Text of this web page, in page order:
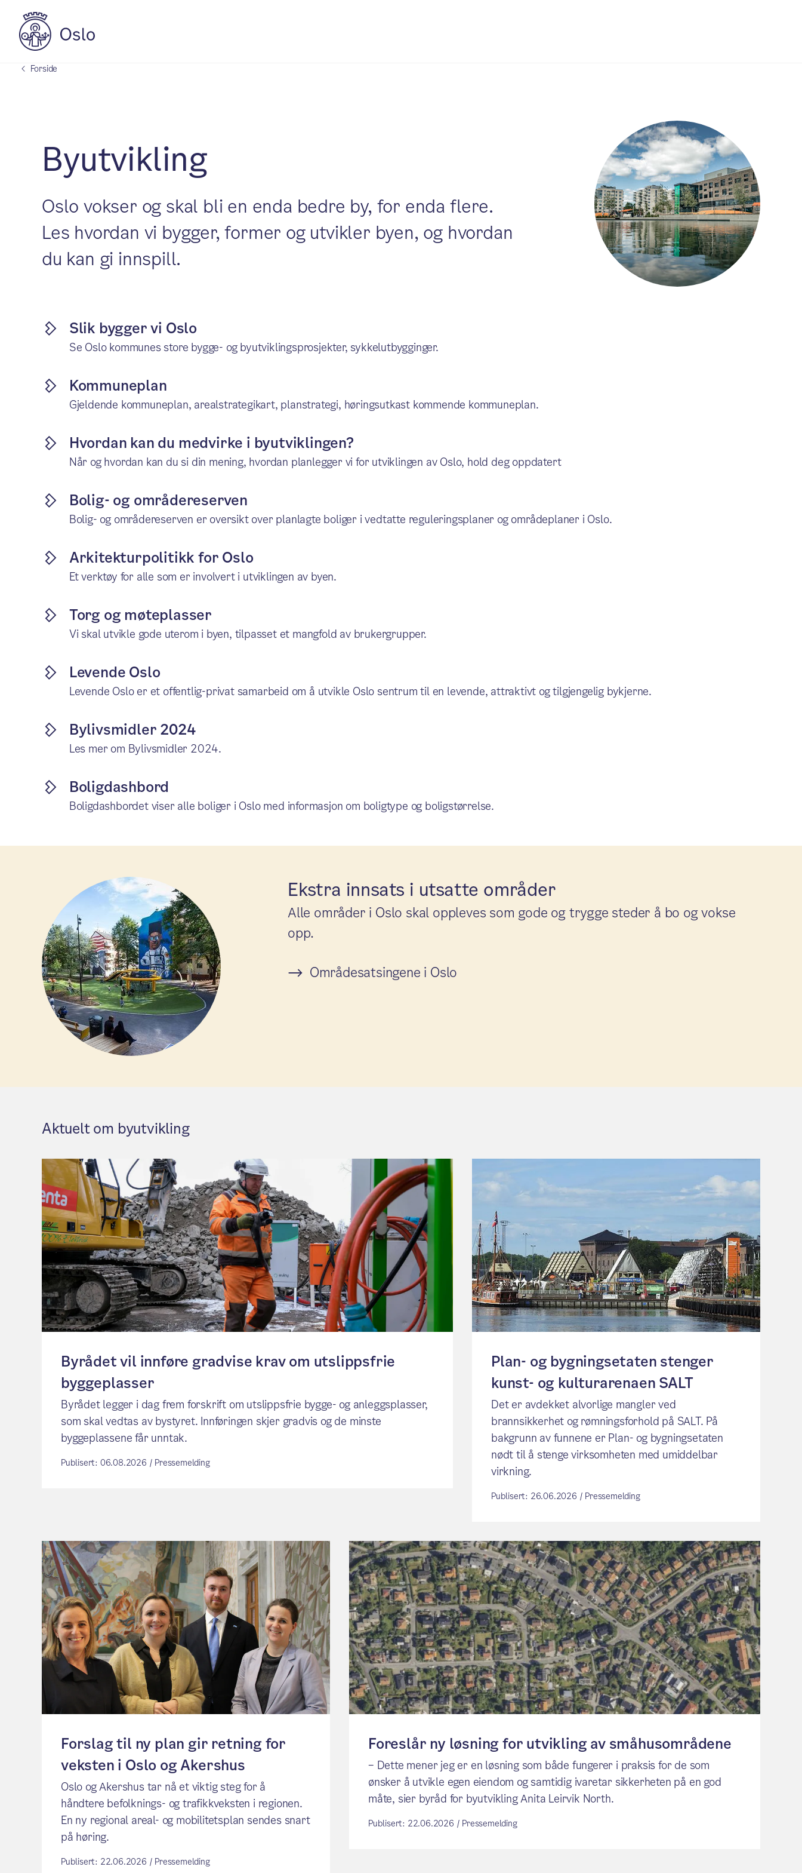
Forside
Byutvikling
Oslo vokser og skal bli en enda bedre by, for enda flere.
Les hvordan vi bygger, former og utvikler byen, og hvordan
du kan gi innspill.
Slik bygger vi Oslo
Se Oslo kommunes store bygge- og byutviklingsprosjekter, sykkelutbygginger.
Kommuneplan
Gjeldende kommuneplan, arealstrategikart, planstrategi, høringsutkast kommende kommuneplan.
Hvordan kan du medvirke i byutviklingen?
Når og hvordan kan du si din mening, hvordan planlegger vi for utviklingen av Oslo, hold deg oppdatert
Bolig- og områdereserven
Bolig- og områdereserven er oversikt over planlagte boliger i vedtatte reguleringsplaner og områdeplaner i Oslo.
Arkitekturpolitikk for Oslo
Et verktøy for alle som er involvert i utviklingen av byen.
Torg og møteplasser
Vi skal utvikle gode uterom i byen, tilpasset et mangfold av brukergrupper.
Levende Oslo
Levende Oslo er et offentlig-privat samarbeid om å utvikle Oslo sentrum til en levende, attraktivt og tilgjengelig bykjerne.
Bylivsmidler 2024
Les mer om Bylivsmidler 2024.
Boligdashbord
Boligdashbordet viser alle boliger i Oslo med informasjon om boligtype og boligstørrelse.
Ekstra innsats i utsatte områder
Alle områder i Oslo skal oppleves som gode og trygge steder å bo og vokse
opp.
Områdesatsingene i Oslo
Aktuelt om byutvikling
Byrådet vil innføre gradvise krav om utslippsfrie
byggeplasser
Byrådet legger i dag frem forskrift om utslippsfrie bygge- og anleggsplasser,
som skal vedtas av bystyret. Innføringen skjer gradvis og de minste
byggeplassene får unntak.
Publisert: 06.08.2026 / Pressemelding
Plan- og bygningsetaten stenger
kunst- og kulturarenaen SALT
Det er avdekket alvorlige mangler ved
brannsikkerhet og rømningsforhold på SALT. På
bakgrunn av funnene er Plan- og bygningsetaten
nødt til å stenge virksomheten med umiddelbar
virkning.
Publisert: 26.06.2026 / Pressemelding
Forslag til ny plan gir retning for
veksten i Oslo og Akershus
Oslo og Akershus tar nå et viktig steg for å
håndtere befolknings- og trafikkveksten i regionen.
En ny regional areal- og mobilitetsplan sendes snart
på høring.
Publisert: 22.06.2026 / Pressemelding
Foreslår ny løsning for utvikling av småhusområdene
– Dette mener jeg er en løsning som både fungerer i praksis for de som
ønsker å utvikle egen eiendom og samtidig ivaretar sikkerheten på en god
måte, sier byråd for byutvikling Anita Leirvik North.
Publisert: 22.06.2026 / Pressemelding